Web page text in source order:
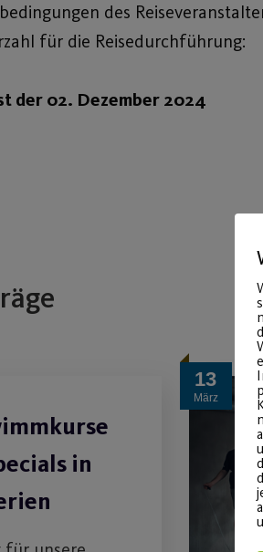
des
für die Reisedurchführung:
der 02. Dezember 2024
in
13
März